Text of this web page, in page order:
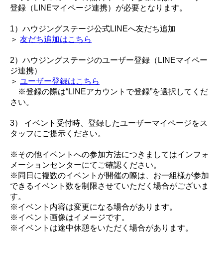
登録（LINEマイページ連携）が必要となります。
1）ハウジングステージ公式LINEへ友だち追加
＞ 友だち追加はこちら
2）ハウジングステージのユーザー登録（LINEマイペー
ジ連携）
＞ ユーザー登録はこちら
※登録の際は“LINEアカウントで登録”を選択してくだ
さい。
3） イベント受付時、登録したユーザーマイページをス
タッフにご提示ください。
※その他イベントへの参加方法につきましてはインフォ
メーションセンターにてご確認ください。
※同日に複数のイベントが開催の際は、お一組様が参加
できるイベント数を制限させていただく場合がございま
す。
※イベント内容は変更になる場合があります。
※イベント画像はイメージです。
※イベントは途中休憩をいただく場合があります。